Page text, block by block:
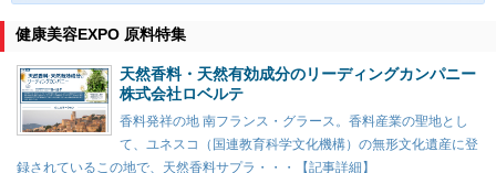
健康美容EXPO 原料特集
天然香料・天然有効成分のリーディングカンパニー
株式会社ロベルテ
香料発祥の地 南フランス・グラース。香料産業の聖地とし
て、ユネスコ（国連教育科学文化機構）の無形文化遺産に登
録されているこの地で、天然香料サプラ・・・【記事詳細】